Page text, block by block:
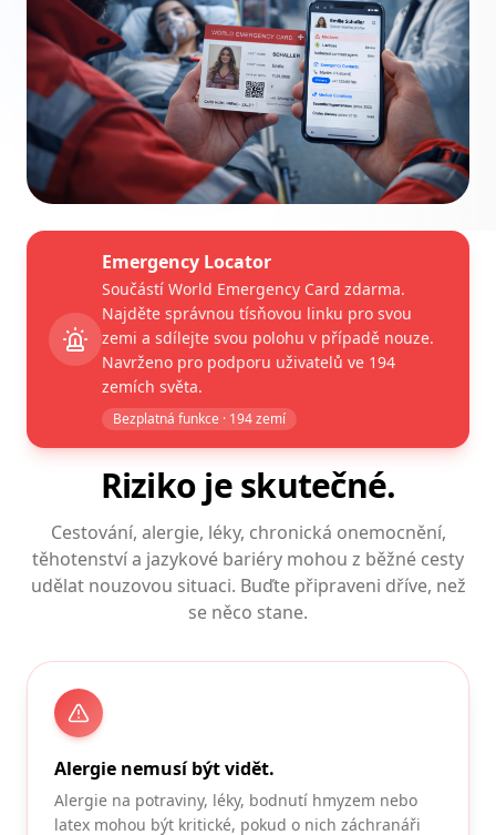
Emergency Locator
Součástí World Emergency Card zdarma.
Najděte správnou tísňovou linku pro svou
zemi a sdílejte svou polohu v případě nouze.
Navrženo pro podporu uživatelů ve 194
zemích světa.
Bezplatná funkce · 194 zemí
Riziko je skutečné.
Cestování, alergie, léky, chronická onemocnění,
těhotenství a jazykové bariéry mohou z běžné cesty
udělat nouzovou situaci. Buďte připraveni dříve, než
se něco stane.
Alergie nemusí být vidět.
Alergie na potraviny, léky, bodnutí hmyzem nebo
latex mohou být kritické, pokud o nich záchranáři